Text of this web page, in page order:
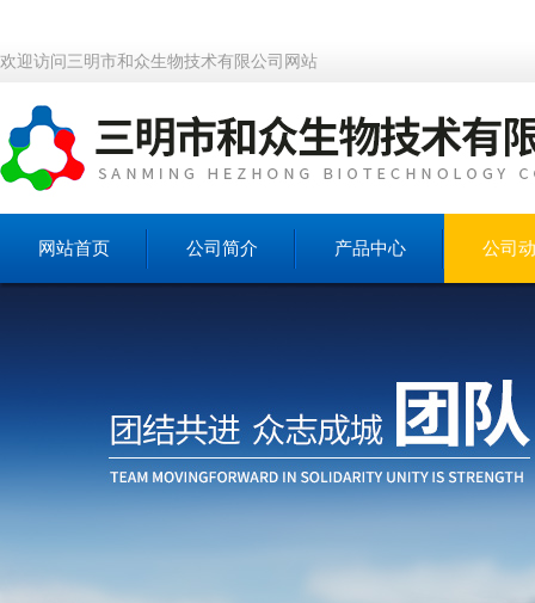
欢迎访问三明市和众生物技术有限公司网站
网站首页 公司简介 产品中心 公司